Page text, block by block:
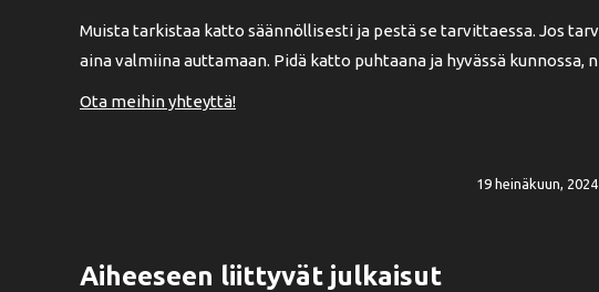
Muista tarkistaa katto säännöllisesti ja pestä se tarvittaessa. Jos
aina valmiina auttamaan. Pidä katto puhtaana ja hyvässä kunnossa,
Ota meihin yhteyttä!
19 heinäkuun, 2024
Aiheeseen liittyvät julkaisut